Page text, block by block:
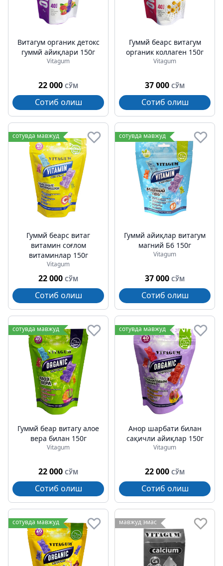
Витагум органик детокс
гуммй айиқлари 150г
Vitagum
22 000 СЎМ
Сотиб олиш
Гуммй беарс витагум
органик коллаген 150г
Vitagum
37 000 СЎМ
Сотиб олиш
сотувда мавжуд
Гуммй беарс витаг
витамин соғлом
витаминлар 150г
Vitagum
22 000 СЎМ
Сотиб олиш
сотувда мавжуд
Гуммй айиқлар витагум
магний Б6 150г
Vitagum
37 000 СЎМ
Сотиб олиш
сотувда мавжуд
Гуммй беар витагу алое
вера билан 150г
Vitagum
22 000 СЎМ
Сотиб олиш
сотувда мавжуд
Анор шарбати билан
сақичли айиқлар 150г
Vitagum
22 000 СЎМ
Сотиб олиш
сотувда мавжуд мавжуд эмас